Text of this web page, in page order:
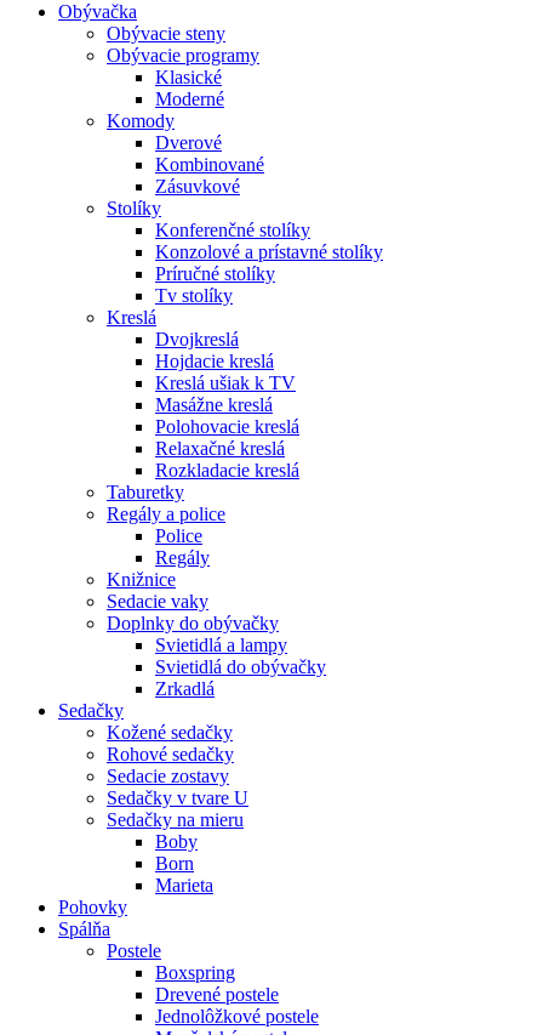
Obývačka
Obývacie steny
Obývacie programy
Klasické
Moderné
Komody
Dverové
Kombinované
Zásuvkové
Stolíky
Konferenčné stolíky
Konzolové a prístavné stolíky
Príručné stolíky
Tv stolíky
Kreslá
Dvojkreslá
Hojdacie kreslá
Kreslá ušiak k TV
Masážne kreslá
Polohovacie kreslá
Relaxačné kreslá
Rozkladacie kreslá
Taburetky
Regály a police
Police
Regály
Knižnice
Sedacie vaky
Doplnky do obývačky
Svietidlá a lampy
Svietidlá do obývačky
Zrkadlá
Sedačky
Kožené sedačky
Rohové sedačky
Sedacie zostavy
Sedačky v tvare U
Sedačky na mieru
Boby
Born
Marieta
Pohovky
Spálňa
Postele
Boxspring
Drevené postele
Jednolôžkové postele